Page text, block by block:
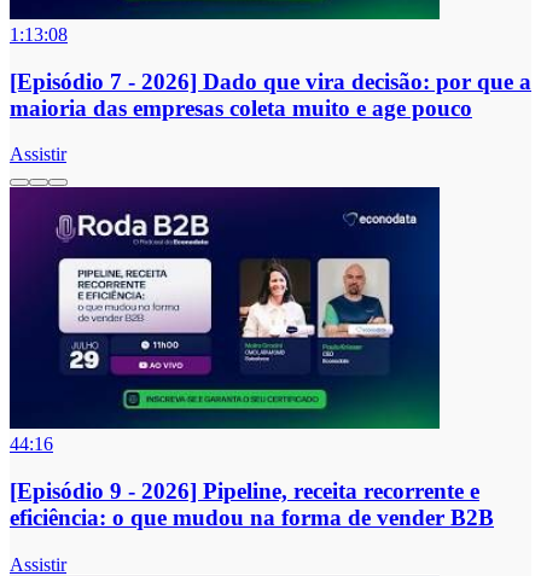
1:13:08
[Episódio 7 - 2026] Dado que vira decisão: por que a
maioria das empresas coleta muito e age pouco
Assistir
44:16
[Episódio 9 - 2026] Pipeline, receita recorrente e
eficiência: o que mudou na forma de vender B2B
Assistir